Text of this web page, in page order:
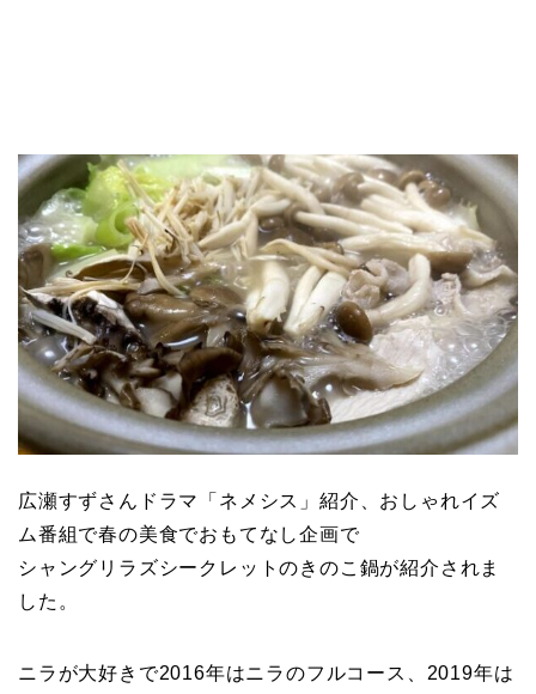
広瀬すずさんドラマ「ネメシス」紹介、おしゃれイズ
ム番組で春の美食でおもてなし企画で
シャングリラズシークレットのきのこ鍋が紹介されま
した。
ニラが大好きで2016年はニラのフルコース、2019年は